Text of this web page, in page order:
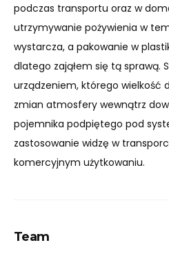
podczas transportu oraz w
utrzymywanie pożywienia w
wystarcza, a pakowanie w
dlatego zająłem się tą sprawą.
urządzeniem, którego wielkość
zmian atmosfery wewnątrz
pojemnika podpiętego pod
zastosowanie widzę w
komercyjnym użytkowaniu.
Team